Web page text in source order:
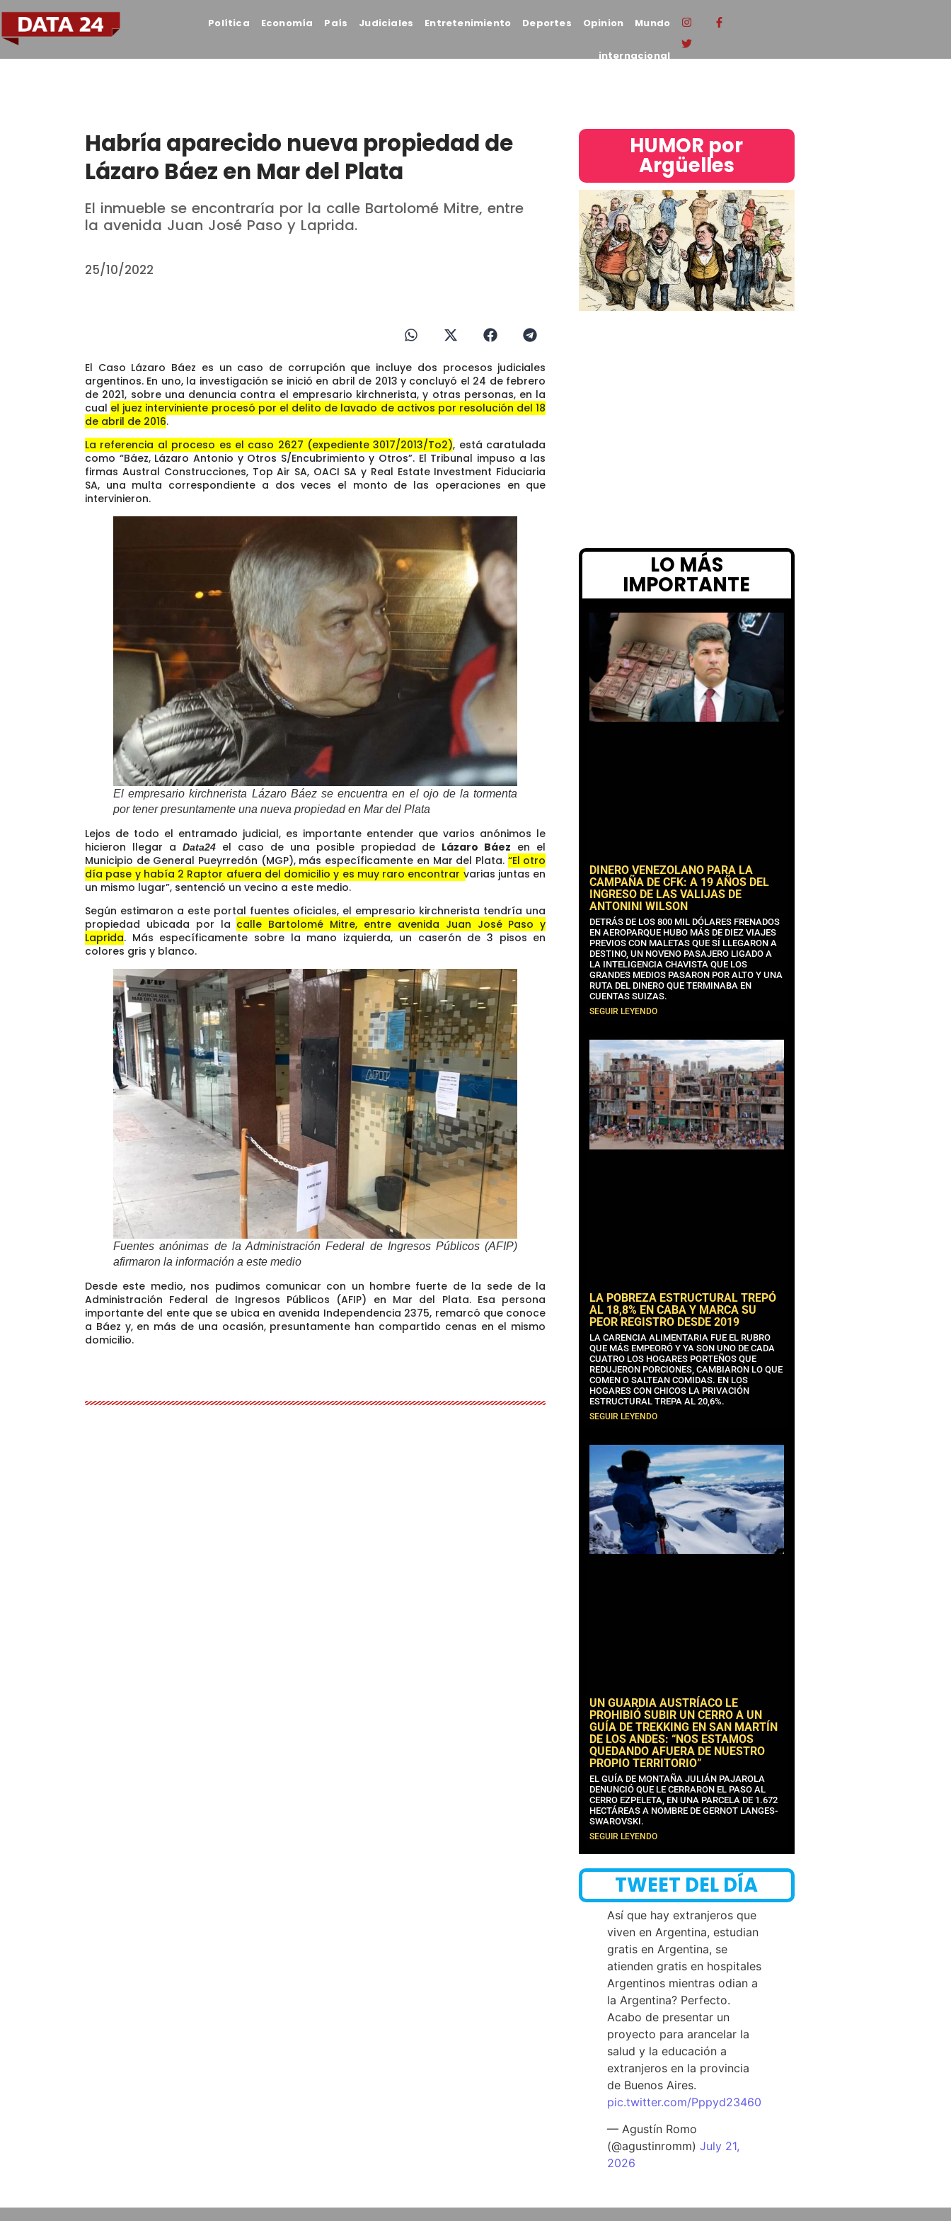
Política Economía País Judiciales Entretenimiento Deportes Opinion Mundo
internacional
Habría aparecido nueva propiedad de
Lázaro Báez en Mar del Plata
El inmueble se encontraría por la calle Bartolomé Mitre, entre
la avenida Juan José Paso y Laprida.
25/10/2022
El Caso Lázaro Báez es un caso de corrupción que incluye dos procesos judiciales
argentinos. En uno, la investigación se inició en abril de 2013 y concluyó el 24 de febrero
de 2021, sobre una denuncia contra el empresario kirchnerista, y otras personas, en la
cual el juez interviniente procesó por el delito de lavado de activos por resolución del 18
de abril de 2016.
La referencia al proceso es el caso 2627 (expediente 3017/2013/To2), está caratulada
como “Báez, Lázaro Antonio y Otros S/Encubrimiento y Otros”. El Tribunal impuso a las
firmas Austral Construcciones, Top Air SA, OACI SA y Real Estate Investment Fiduciaria
SA, una multa correspondiente a dos veces el monto de las operaciones en que
intervinieron.
El empresario kirchnerista Lázaro Báez se encuentra en el ojo de la tormenta
por tener presuntamente una nueva propiedad en Mar del Plata
Lejos de todo el entramado judicial, es importante entender que varios anónimos le
hicieron llegar a
Data24el caso de una posible propiedad de Lázaro Báez en el
Municipio de General Pueyrredón (MGP), más específicamente en Mar del Plata. “El otro
día pase y había 2 Raptor afuera del domicilio y es muy raro encontrar varias juntas en
un mismo lugar”, sentenció un vecino a este medio.
Según estimaron a este portal fuentes oficiales, el empresario kirchnerista tendría una
propiedad ubicada por la calle Bartolomé Mitre, entre avenida Juan José Paso y
Laprida. Más específicamente sobre la mano izquierda, un caserón de 3 pisos en
colores gris y blanco.
Fuentes anónimas de la Administración Federal de Ingresos Públicos (AFIP)
afirmaron la información a este medio
Desde este medio, nos pudimos comunicar con un hombre fuerte de la sede de la
Administración Federal de Ingresos Públicos (AFIP) en Mar del Plata. Esa persona
importante del ente que se ubica en avenida Independencia 2375, remarcó que conoce
a Báez y, en más de una ocasión, presuntamente han compartido cenas en el mismo
domicilio.
HUMOR por
Argüelles​
LO MÁS
IMPORTANTE
DINERO VENEZOLANO PARA LA
CAMPAÑA DE CFK: A 19 AÑOS DEL
INGRESO DE LAS VALIJAS DE
ANTONINI WILSON
DETRÁS DE LOS 800 MIL DÓLARES FRENADOS
EN AEROPARQUE HUBO MÁS DE DIEZ VIAJES
PREVIOS CON MALETAS QUE SÍ LLEGARON A
DESTINO, UN NOVENO PASAJERO LIGADO A
LA INTELIGENCIA CHAVISTA QUE LOS
GRANDES MEDIOS PASARON POR ALTO Y UNA
RUTA DEL DINERO QUE TERMINABA EN
CUENTAS SUIZAS.
SEGUIR LEYENDO
LA POBREZA ESTRUCTURAL TREPÓ
AL 18,8% EN CABA Y MARCA SU
PEOR REGISTRO DESDE 2019
LA CARENCIA ALIMENTARIA FUE EL RUBRO
QUE MÁS EMPEORÓ Y YA SON UNO DE CADA
CUATRO LOS HOGARES PORTEÑOS QUE
REDUJERON PORCIONES, CAMBIARON LO QUE
COMEN O SALTEAN COMIDAS. EN LOS
HOGARES CON CHICOS LA PRIVACIÓN
ESTRUCTURAL TREPA AL 20,6%.
SEGUIR LEYENDO
UN GUARDIA AUSTRÍACO LE
PROHIBIÓ SUBIR UN CERRO A UN
GUÍA DE TREKKING EN SAN MARTÍN
DE LOS ANDES: “NOS ESTAMOS
QUEDANDO AFUERA DE NUESTRO
PROPIO TERRITORIO”
EL GUÍA DE MONTAÑA JULIÁN PAJAROLA
DENUNCIÓ QUE LE CERRARON EL PASO AL
CERRO EZPELETA, EN UNA PARCELA DE 1.672
HECTÁREAS A NOMBRE DE GERNOT LANGES-
SWAROVSKI.
SEGUIR LEYENDO
TWEET DEL DÍA
Así que hay extranjeros que
viven en Argentina, estudian
gratis en Argentina, se
atienden gratis en hospitales
Argentinos mientras odian a
la Argentina? Perfecto.
Acabo de presentar un
proyecto para arancelar la
salud y la educación a
extranjeros en la provincia
de Buenos Aires.
pic.twitter.com/Pppyd23460
— Agustín Romo
(@agustinromm)July 21,
2026